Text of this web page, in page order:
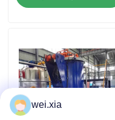
Les affaires
Autoclave d'AAC
wei.xia